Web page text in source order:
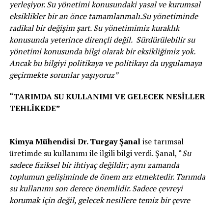
yerleşiyor. Su yönetimi konusundaki yasal ve kurumsal
eksiklikler bir an önce tamamlanmalı.Su yönetiminde
radikal bir değişim şart. Su yönetimimiz kuraklık
konusunda yeterince dirençli değil. Sürdürülebilir su
yönetimi konusunda bilgi olarak bir eksikliğimiz yok.
Ancak bu bilgiyi politikaya ve politikayı da uygulamaya
geçirmekte sorunlar yaşıyoruz”
“TARIMDA SU KULLANIMI VE GELECEK NESİLLER
TEHLİKEDE”
Kimya Mühendisi Dr. Turgay Şanalise tarımsal
üretimde su kullanımı ile ilgili bilgi verdi. Şanal, “Su
sadece fiziksel bir ihtiyaç değildir; aynı zamanda
toplumun gelişiminde de önem arz etmektedir. Tarımda
su kullanımı son derece önemlidir. Sadece çevreyi
korumak için değil, gelecek nesillere temiz bir çevre